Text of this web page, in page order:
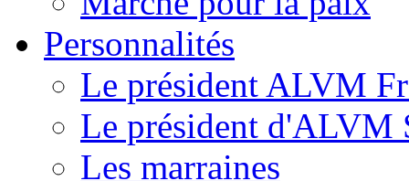
Personnalités
Le président ALVM
Le président d'ALVM
Les marraines